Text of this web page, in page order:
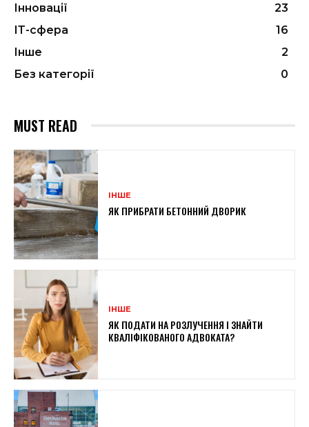
Інновації
23
ІТ-сфера
16
Інше
2
Без категорії
0
MUST READ
ІНШЕ
ЯК ПРИБРАТИ БЕТОННИЙ ДВОРИК
ІНШЕ
ЯК ПОДАТИ НА РОЗЛУЧЕННЯ І ЗНАЙТИ
КВАЛІФІКОВАНОГО АДВОКАТА?